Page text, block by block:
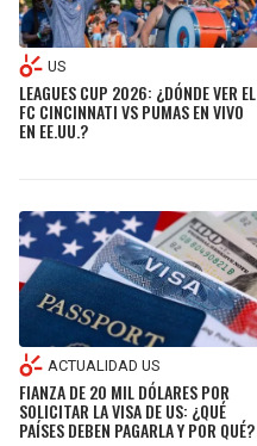
US
LEAGUES CUP 2026: ¿DÓNDE VER EL
FC CINCINNATI VS PUMAS EN VIVO
EN EE.UU.?
ACTUALIDAD US
FIANZA DE 20 MIL DÓLARES POR
SOLICITAR LA VISA DE US: ¿QUÉ
PAÍSES DEBEN PAGARLA Y POR QUÉ?